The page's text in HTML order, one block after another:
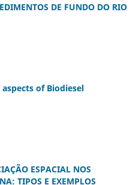
DE FUNDO DO RIO
of Biodiesel
ESPACIAL NOS
TIPOS E EXEMPLOS